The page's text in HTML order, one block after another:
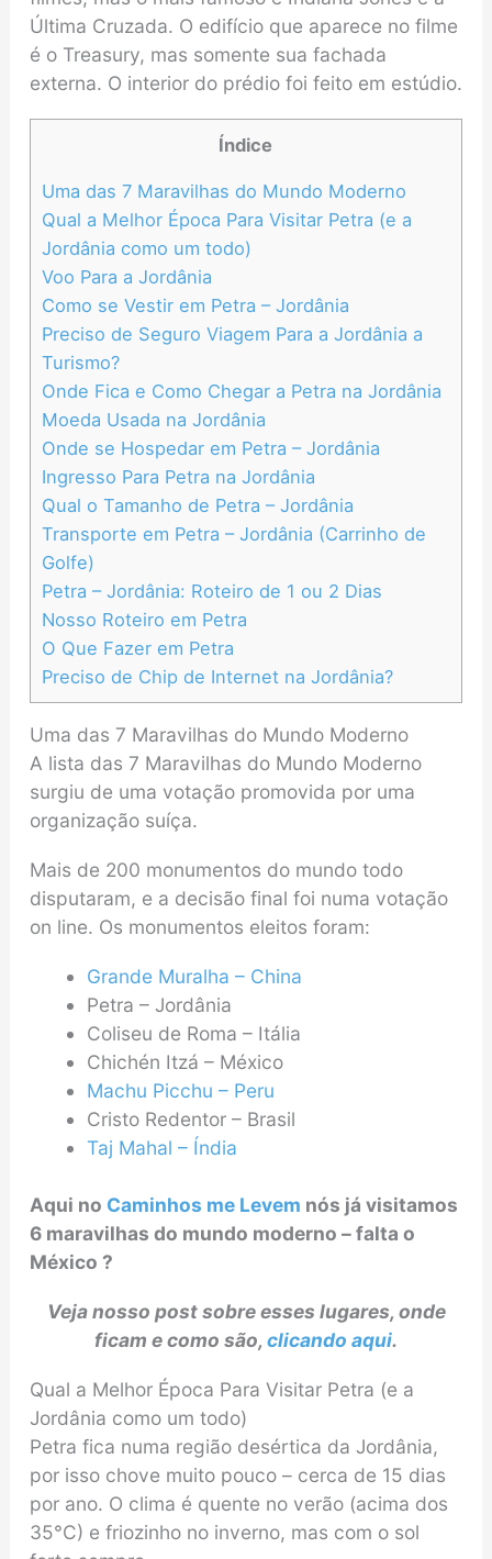
Última Cruzada. O edifício que aparece no filme
é o Treasury, mas somente sua fachada
externa. O interior do prédio foi feito em estúdio.
Índice
Uma das 7 Maravilhas do Mundo Moderno
Qual a Melhor Época Para Visitar Petra (e a
Jordânia como um todo)
Voo Para a Jordânia
Como se Vestir em Petra – Jordânia
Preciso de Seguro Viagem Para a Jordânia a
Turismo?
Onde Fica e Como Chegar a Petra na Jordânia
Moeda Usada na Jordânia
Onde se Hospedar em Petra – Jordânia
Ingresso Para Petra na Jordânia
Qual o Tamanho de Petra – Jordânia
Transporte em Petra – Jordânia (Carrinho de
Golfe)
Petra – Jordânia: Roteiro de 1 ou 2 Dias
Nosso Roteiro em Petra
O Que Fazer em Petra
Preciso de Chip de Internet na Jordânia?
Uma das 7 Maravilhas do Mundo Moderno
A lista das 7 Maravilhas do Mundo Moderno
surgiu de uma votação promovida por uma
organização suíça.
Mais de 200 monumentos do mundo todo
disputaram, e a decisão final foi numa votação
on line. Os monumentos eleitos foram:
Grande Muralha – China
Petra – Jordânia
Coliseu de Roma – Itália
Chichén Itzá – México
Machu Picchu – Peru
Cristo Redentor – Brasil
Taj Mahal – Índia
Aqui no Caminhos me Levem nós já visitamos
6 maravilhas do mundo moderno – falta o
México ?
Veja nosso post sobre esses lugares, onde
ficam e como são,clicando aqui.
Qual a Melhor Época Para Visitar Petra (e a
Jordânia como um todo)
Petra fica numa região desértica da Jordânia,
por isso chove muito pouco – cerca de 15 dias
por ano. O clima é quente no verão (acima dos
35°C) e friozinho no inverno, mas com o sol